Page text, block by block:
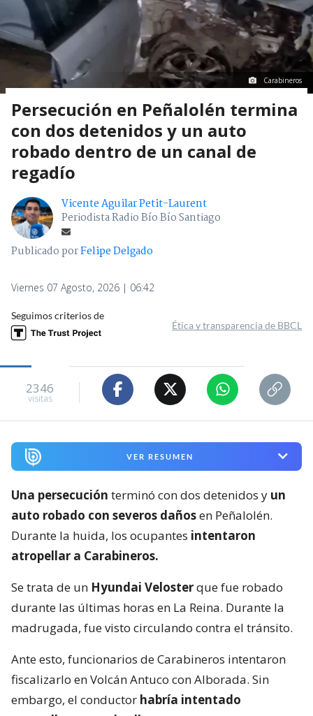
Carabineros
Persecución en Peñalolén termina
con dos detenidos y un auto
robado dentro de un canal de
regadío
Vicente Aguilar Petit-Laurent
Periodista Radio Bío Bío Santiago
Publicado porFelipe Delgado
Viernes 07 Agosto, 2026 | 06:42
Seguimos criterios de
Ética y transparencia de BBCL
2346
visitas
VER RESUMEN
Una persecución terminó con dos detenidos y un
auto robado con severos dañosen Peñalolén.
Durante la huida, los ocupantes intentaron
atropellar a Carabineros.
Se trata de un Hyundai Velosterque fue robado
durante las últimas horas en La Reina. Durante la
madrugada, fue visto circulando contra el tránsito.
Ante esto, funcionarios de Carabineros intentaron
fiscalizarlo en Volcán Antuco con Alborada. Sin
embargo, el conductor habría intentado